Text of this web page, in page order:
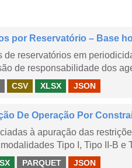
por Reservatório – Base
de reservatórios em
de responsabilidade dos
CSV XLSX JSON
De Operação Por
à apuração das
Tipo I, Tipo II-B e
PARQUET JSON